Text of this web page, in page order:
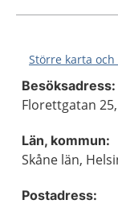
Större karta
Besöksadress:
Florettgatan
Län, kommun:
Skåne län,
Postadress: